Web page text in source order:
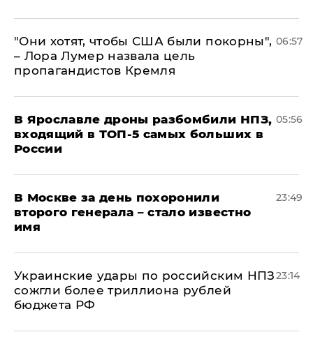
"Они хотят, чтобы США были покорны",
– Лора Лумер назвала цель
пропагандистов Кремля
06:57
В Ярославле дроны разбомбили НПЗ,
входящий в ТОП-5 самых больших в
России
05:56
В Москве за день похоронили
второго генерала – стало известно
имя
23:49
Украинские удары по российским НПЗ
сожгли более триллиона рублей
бюджета РФ
23:14